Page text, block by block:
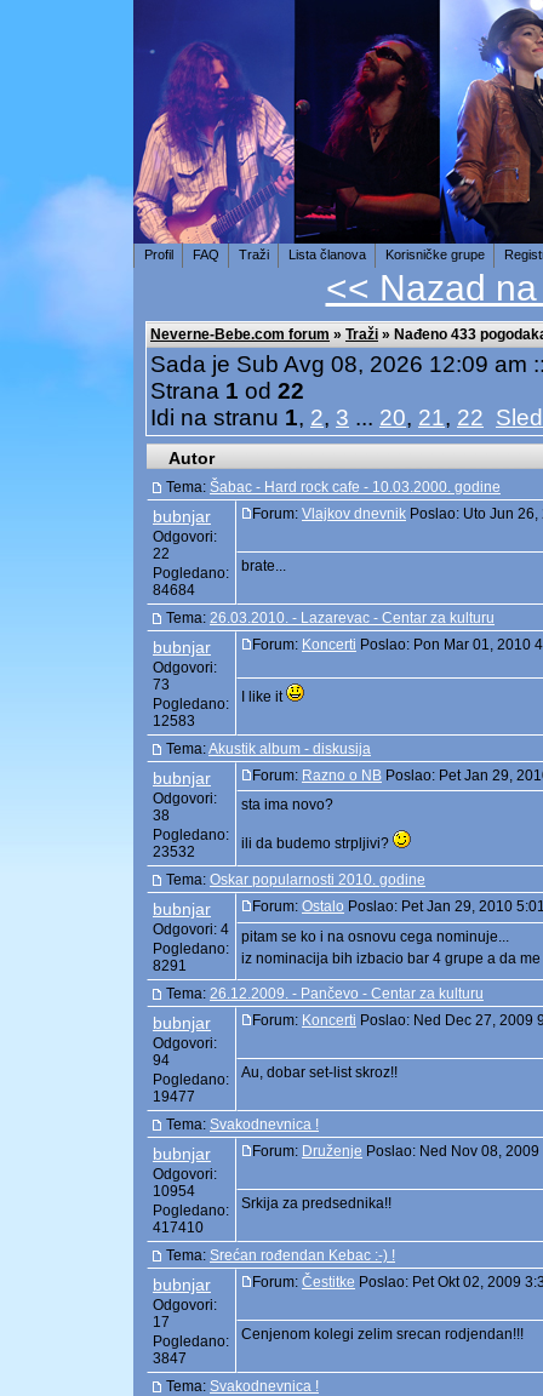
Profil FAQ Traži Lista članova Korisničke grupe
<< Nazad
Neverne-Bebe.com forum » Traži » Nađeno 433
Sada je Sub Avg 08, 2026 12:09 am
Strana 1 od 22
Idi na stranu 1, 2, 3 ... 20, 21, 22
Autor
Tema: Šabac - Hard rock cafe - 10.03.2000. godine
bubnjar
Odgovori:
22
Pogledano:
84684
Forum: Vlajkov dnevnik Poslao: Uto Jun
brate...
Tema: 26.03.2010. - Lazarevac - Centar za kulturu
bubnjar
Odgovori:
73
Pogledano:
12583
Forum: Koncerti Poslao: Pon Mar 01, 2010
I like it
Tema:Akustik album - diskusija
bubnjar
Odgovori:
38
Pogledano:
23532
Forum: Razno o NB Poslao: Pet Jan 29,
sta ima novo?
ili da budemo strpljivi?
Tema: Oskar popularnosti 2010. godine
bubnjar
Odgovori: 4
Pogledano:
8291
Forum: Ostalo Poslao: Pet Jan 29, 2010
pitam se ko i na osnovu cega nominuje...
iz nominacija bih izbacio bar 4 grupe a da
Tema: 26.12.2009. - Pančevo - Centar za kulturu
bubnjar
Odgovori:
94
Pogledano:
19477
Forum: Koncerti Poslao: Ned Dec 27, 2009
Au, dobar set-list skroz!!
Tema: Svakodnevnica !
bubnjar
Odgovori:
10954
Pogledano:
417410
Forum: Druženje Poslao: Ned Nov 08,
Srkija za predsednika!!
Tema: Srećan rođendan Kebac :-) !
bubnjar
Odgovori:
17
Pogledano:
3847
Forum: Čestitke Poslao: Pet Okt 02, 2009
Cenjenom kolegi zelim srecan rodjendan!!!
Tema: Svakodnevnica !